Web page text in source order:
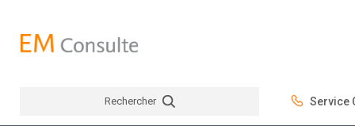
Rechercher Service